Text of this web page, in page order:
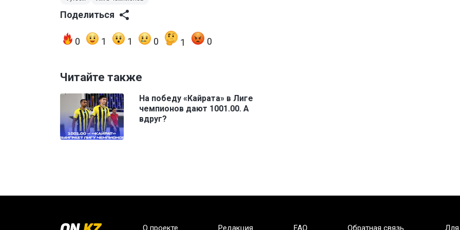
Поделиться
0 1 1 0 1 0
Читайте также
На победу «Кайрата» в Лиге
чемпионов дают 1001.00. А
вдруг?
О проекте Редакция FAQ Обратная связь